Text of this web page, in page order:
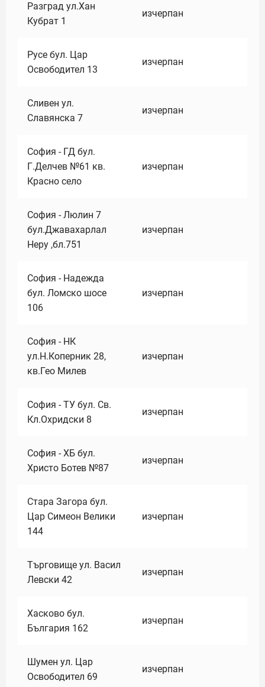
Разград ул.Хан
Кубрат 1
изчерпан
Русе бул. Цар
Освободител 13
изчерпан
Сливен ул.
Славянска 7
изчерпан
София - ГД бул.
Г.Делчев №61 кв.
Красно село
изчерпан
София - Люлин 7
бул.Джавахарлал
Неру ,бл.751
изчерпан
София - Надежда
бул. Ломско шосе
106
изчерпан
София - НК
ул.Н.Коперник 28,
кв.Гео Милев
изчерпан
София - ТУ бул. Св.
Кл.Охридски 8
изчерпан
София - ХБ бул.
Христо Ботев №87
изчерпан
Стара Загора бул.
Цар Симеон Велики
144
изчерпан
Търговище ул. Васил
Левски 42
изчерпан
Хасково бул.
България 162
изчерпан
Шумен ул. Цар
Освободител 69
изчерпан